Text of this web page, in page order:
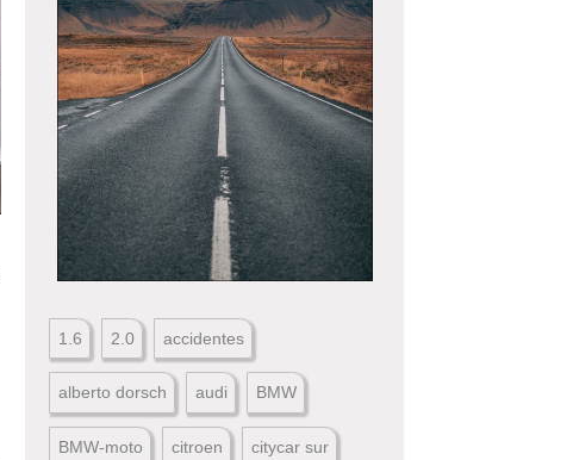
1.6 2.0 accidentes
alberto dorsch audi BMW
BMW-moto citroen citycar sur